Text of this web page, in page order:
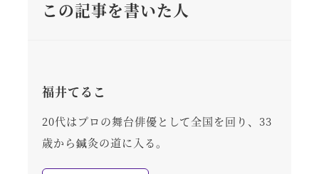
この記事を書いた人
福井てるこ
20代はプロの舞台俳優として全国を回り、33
歳から鍼灸の道に入る。